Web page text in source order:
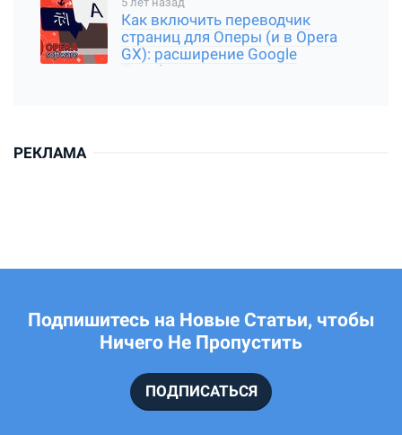
Как включить переводчик
страниц для Оперы (и в Opera
GX): расширение Google
Translator
РЕКЛАМА
Подпишитесь на Новые Статьи, чтобы
Ничего Не Пропустить
ПОДПИСАТЬСЯ